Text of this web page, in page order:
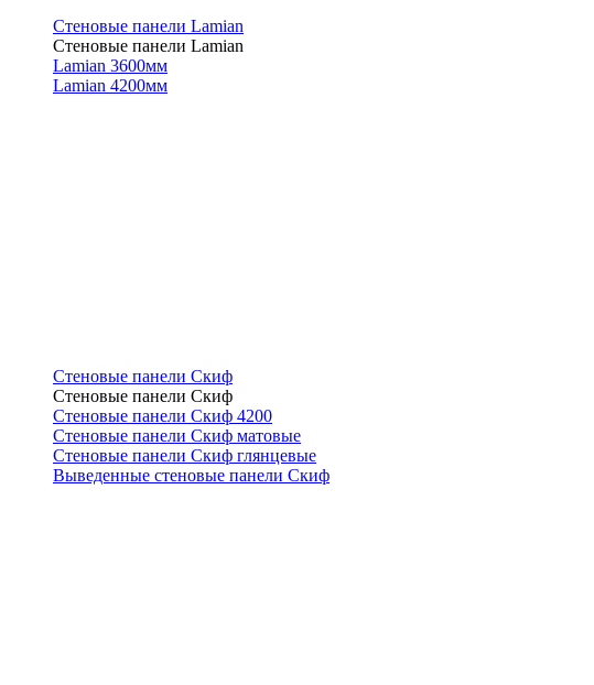
Стеновые панели Lamian
Стеновые панели Lamian
Lamian 3600мм
Lamian 4200мм
Стеновые панели Скиф
Стеновые панели Скиф
Стеновые панели Скиф 4200
Стеновые панели Скиф матовые
Стеновые панели Скиф глянцевые
Выведенные стеновые панели Скиф